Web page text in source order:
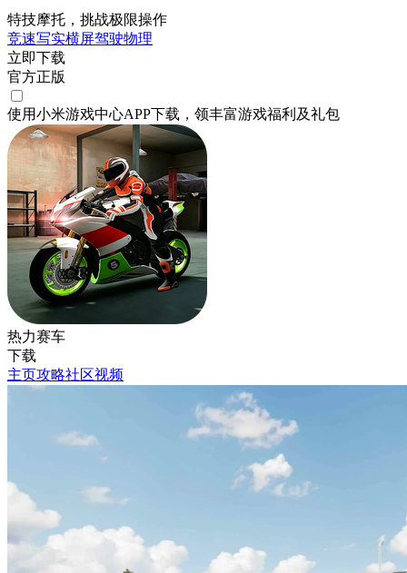
特技摩托，挑战极限操作
竞速写实横屏驾驶物理
立即下载
官方正版
使用小米游戏中心APP下载 ，领丰富游戏福利 及礼包
热力赛车
下载
主页攻略社区视频